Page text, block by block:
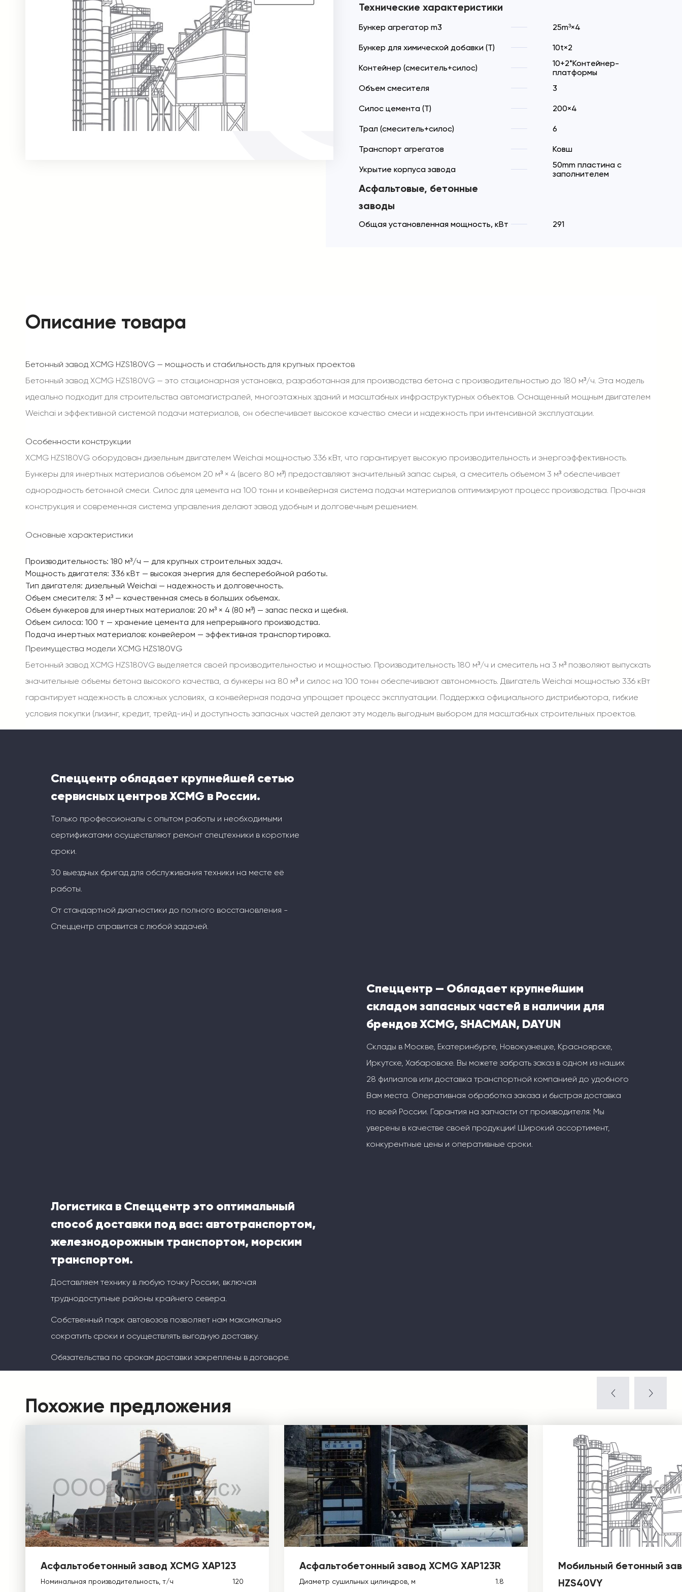
Технические характеристики
Бункер агрегатор m3 25m³×4
Бункер для химической добавки (T) 10t×2
Контейнер (смеситель+силос)
10+2*Контейнер-
платформы
Объем смесителя
3
Силос цемента (T) 200×4
Трал (смеситель+силос) 6
Транспорт агрегатов Ковш
Укрытие корпуса завода
50mm пластина с
заполнителем
Асфальтовые, бетонные
заводы
Общая установленная мощность, кВт 291
Описание товара
Бетонный завод XCMG HZS180VG — мощность и стабильность для крупных проектов
Бетонный завод XCMG HZS180VG — это стационарная установка, разработанная для производства бетона с производительностью до 180 м³/ч. Эта модель
идеально подходит для строительства автомагистралей, многоэтажных зданий и масштабных инфраструктурных объектов. Оснащенный мощным двигателем
Weichai и эффективной системой подачи материалов, он обеспечивает высокое качество смеси и надежность при интенсивной эксплуатации.
Особенности конструкции
XCMG HZS180VG оборудован дизельным двигателем Weichai мощностью 336 кВт, что гарантирует высокую производительность и энергоэффективность.
Бункеры для инертных материалов объемом 20 м³ × 4 (всего 80 м³) предоставляют значительный запас сырья, а смеситель объемом 3 м³ обеспечивает
однородность бетонной смеси. Силос для цемента на 100 тонн и конвейерная система подачи материалов оптимизируют процесс производства. Прочная
конструкция и современная система управления делают завод удобным и долговечным решением.
Основные характеристики
Производительность: 180 м³/ч — для крупных строительных задач.
Мощность двигателя: 336 кВт — высокая энергия для бесперебойной работы.
Тип двигателя: дизельный Weichai — надежность и долговечность.
Объем смесителя: 3 м³ — качественная смесь в больших объемах.
Объем бункеров для инертных материалов: 20 м³ × 4 (80 м³) — запас песка и щебня.
Объем силоса: 100 т — хранение цемента для непрерывного производства.
Подача инертных материалов: конвейером — эффективная транспортировка.
Преимущества модели XCMG HZS180VG
Бетонный завод XCMG HZS180VG выделяется своей производительностью и мощностью. Производительность 180 м³/ч и смеситель на 3 м³ позволяют выпускать
значительные объемы бетона высокого качества, а бункеры на 80 м³ и силос на 100 тонн обеспечивают автономность. Двигатель Weichai мощностью 336 кВт
гарантирует надежность в сложных условиях, а конвейерная подача упрощает процесс эксплуатации. Поддержка официального дистрибьютора, гибкие
условия покупки (лизинг, кредит, трейд-ин) и доступность запасных частей делают эту модель выгодным выбором для масштабных строительных проектов.
Спеццентр обладает крупнейшей сетью
сервисных центров XCMG в России.
Только профессионалы с опытом работы и необходимыми
сертификатами осуществляют ремонт спецтехники в короткие
сроки.
30 выездных бригад для обслуживания техники на месте её
работы.
От стандартной диагностики до полного восстановления -
Спеццентр справится с любой задачей.
Спеццентр — Обладает крупнейшим
складом запасных частей в наличии для
брендов XCMG, SHACMAN, DAYUN
Склады в Москве, Екатеринбурге, Новокузнецке, Красноярске,
Иркутске, Хабаровске. Вы можете забрать заказ в одном из наших
28 филиалов или доставка транспортной компанией до удобного
Вам места. Оперативная обработка заказа и быстрая доставка
по всей России. Гарантия на запчасти от производителя: Мы
уверены в качестве своей продукции! Широкий ассортимент,
конкурентные цены и оперативные сроки.
Логистика в Спеццентр это оптимальный
способ доставки под вас: автотранспортом,
железнодорожным транспортом, морским
транспортом.
Доставляем технику в любую точку России, включая
труднодоступные районы крайнего севера.
Собственный парк автовозов позволяет нам максимально
сократить сроки и осуществлять выгодную доставку.
Обязательства по срокам доставки закреплены в договоре.
Похожие предложения
Асфальтобетонный завод XCMG XAP123
Номинальная производительность, т/ч 120
Асфальтобетонный завод XCMG XAP123R
Диаметр сушильных цилиндров, м 1.8
Мобильный бетонный
HZS40VY